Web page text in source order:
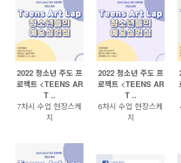
2022 청소년 주도 프
로젝트 <TEENS AR
T ..
7차시 수업 현장스케
치
2022 청소년 주도 프
로젝트 <TEENS AR
T ..
6차시 수업 현장스케
치